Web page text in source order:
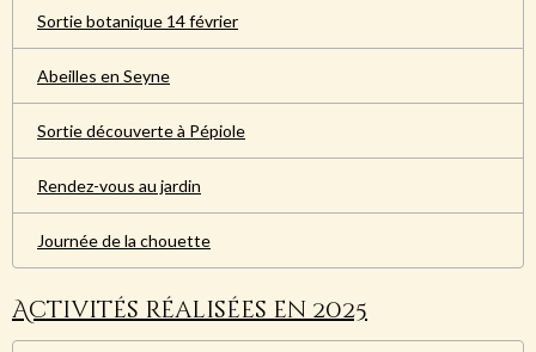
Sortie botanique 14 février
Abeilles en Seyne
Sortie découverte à Pépiole
Rendez-vous au jardin
Journée de la chouette
Activités réalisées en 2025